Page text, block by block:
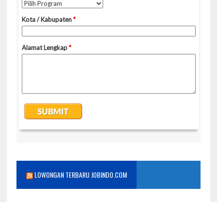
LOWONGAN TERBARU JOBINDO.COM